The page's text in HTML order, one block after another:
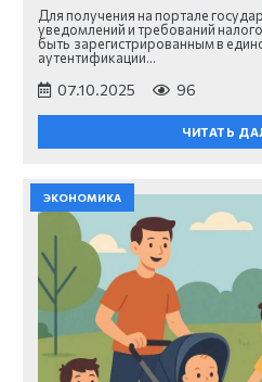
Для получения на портале
уведомлений и требований
быть зарегистрированным в
аутентификации…
07.10.2025 96
ЧИТАТЬ
ЭКОНОМИКА